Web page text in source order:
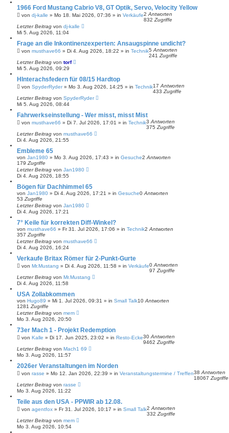
1966 Ford Mustang Cabrio V8, GT Optik, Servo, Velocity Yellow
von dj-kalle » Mo 18. Mai 2026, 07:36 » in Verkäufe2 Antworten
832 Zugriffe
Letzter Beitrag von dj-kalle
Mi 5. Aug 2026, 11:04
Frage an die Inkontinenzexperten: Ansaugspinne undicht?
von musthave66 » Di 4. Aug 2026, 18:22 » in Technik5 Antworten
241 Zugriffe
Letzter Beitrag von torf
Mi 5. Aug 2026, 09:29
HInterachsfedern für 08/15 Hardtop
von SpyderRyder» Mo 3. Aug 2026, 14:25 » in Technik17 Antworten
433 Zugriffe
Letzter Beitrag von SpyderRyder
Mi 5. Aug 2026, 08:44
Fahrwerkseinstellung - Wer misst, misst Mist
von musthave66 » Di 7. Jul 2026, 17:01 » in Technik3 Antworten
375 Zugriffe
Letzter Beitrag von musthave66
Di 4. Aug 2026, 21:55
Embleme 65
von Jan1980 » Mo 3. Aug 2026, 17:43 » in Gesuche2 Antworten
179 Zugriffe
Letzter Beitrag von Jan1980
Di 4. Aug 2026, 18:55
Bögen für Dachhimmel 65
von Jan1980 » Di 4. Aug 2026, 17:21 » in Gesuche0 Antworten
53 Zugriffe
Letzter Beitrag von Jan1980
Di 4. Aug 2026, 17:21
7° Keile für korrekten Diff-Winkel?
von musthave66 » Fr 31. Jul 2026, 17:06 » in Technik2 Antworten
357 Zugriffe
Letzter Beitrag von musthave66
Di 4. Aug 2026, 16:24
Verkaufe Britax Römer für 2-Punkt-Gurte
von Mr.Mustang » Di 4. Aug 2026, 11:58 » in Verkäufe0 Antworten
97 Zugriffe
Letzter Beitrag von Mr.Mustang
Di 4. Aug 2026, 11:58
USA Zollabkommen
von Hugo89 » Mi 1. Jul 2026, 09:31 » in Small Talk10 Antworten
1281 Zugriffe
Letzter Beitrag von mem
Mo 3. Aug 2026, 20:50
73er Mach 1 - Projekt Redemption
von Kalle » Di 17. Jun 2025, 23:02 » in Resto-Ecke30 Antworten
9462 Zugriffe
Letzter Beitrag von Mach1 69
Mo 3. Aug 2026, 11:57
2026er Veranstaltungen im Norden
von rasse » Mo 12. Jan 2026, 22:39 » in Veranstaltungstermine / Treffen38 Antworten
18067 Zugriffe
Letzter Beitrag von rasse
Mo 3. Aug 2026, 11:22
Teile aus den USA - PPWIR ab 12.08.
von agentfox » Fr 31. Jul 2026, 10:17 » in Small Talk2 Antworten
332 Zugriffe
Letzter Beitrag von mem
Mo 3. Aug 2026, 10:54